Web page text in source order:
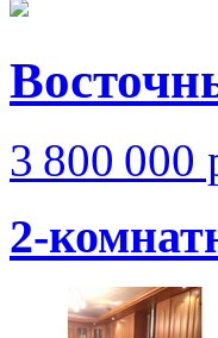
3 800 000
2-